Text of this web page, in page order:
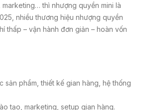
thì nhượng quyền mini là
nhiều thương hiệu nhượng quyền
thấp – vận hành đơn giản – hoàn vốn
sản phẩm, thiết kế gian hàng, hệ thống
tạo, marketing, setup gian hàng.